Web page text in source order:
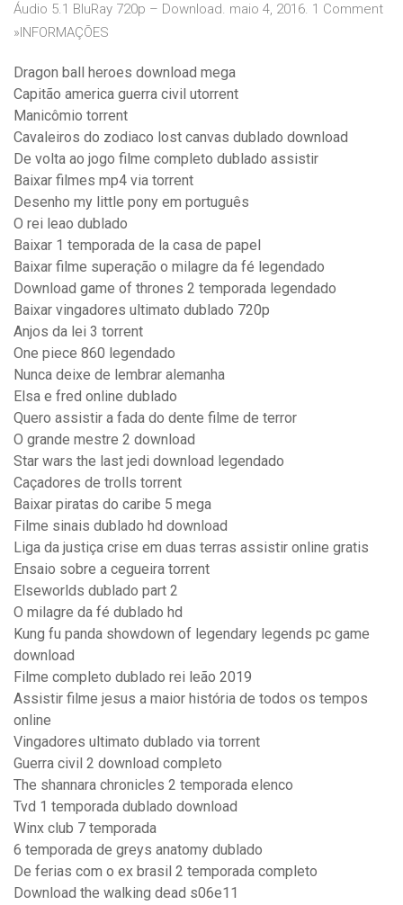
Áudio 5.1 BluRay 720p – Download. maio 4, 2016. 1 Comment
»INFORMAÇÕES
Dragon ball heroes download mega
Capitão america guerra civil utorrent
Manicômio torrent
Cavaleiros do zodiaco lost canvas dublado download
De volta ao jogo filme completo dublado assistir
Baixar filmes mp4 via torrent
Desenho my little pony em português
O rei leao dublado
Baixar 1 temporada de la casa de papel
Baixar filme superação o milagre da fé legendado
Download game of thrones 2 temporada legendado
Baixar vingadores ultimato dublado 720p
Anjos da lei 3 torrent
One piece 860 legendado
Nunca deixe de lembrar alemanha
Elsa e fred online dublado
Quero assistir a fada do dente filme de terror
O grande mestre 2 download
Star wars the last jedi download legendado
Caçadores de trolls torrent
Baixar piratas do caribe 5 mega
Filme sinais dublado hd download
Liga da justiça crise em duas terras assistir online gratis
Ensaio sobre a cegueira torrent
Elseworlds dublado part 2
O milagre da fé dublado hd
Kung fu panda showdown of legendary legends pc game
download
Filme completo dublado rei leão 2019
Assistir filme jesus a maior história de todos os tempos
online
Vingadores ultimato dublado via torrent
Guerra civil 2 download completo
The shannara chronicles 2 temporada elenco
Tvd 1 temporada dublado download
Winx club 7 temporada
6 temporada de greys anatomy dublado
De ferias com o ex brasil 2 temporada completo
Download the walking dead s06e11